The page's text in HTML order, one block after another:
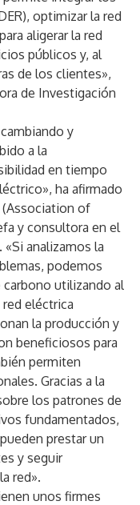
optimizar la red
aligerar la red
públicos y, al
de los clientes»,
de Investigación
y
a la
en tiempo
ha afirmado
(Association of
y consultora en el
analizamos la
podemos
utilizando al
eléctrica
la producción y
beneficiosos para
permiten
Gracias a la
los patrones de
fundamentados,
prestar un
y seguir
red».
unos firmes